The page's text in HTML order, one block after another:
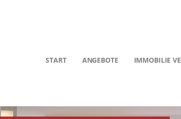
START ANGEBOTE IMMOBILIE